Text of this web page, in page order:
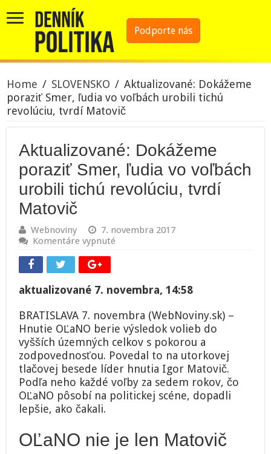
Podporte nás
Home / SLOVENSKO / Aktualizované: Dokážeme
poraziť Smer, ľudia vo voľbách urobili tichú
revolúciu, tvrdí Matovič
Aktualizované: Dokážeme
poraziť Smer, ľudia vo voľbách
urobili tichú revolúciu, tvrdí
Matovič
Webnoviny
7. novembra 2017
Komentáre vypnuté
ľudia
voľbách
urobili
tichú
revolúciu,
tvrdí
Matovič
aktualizované 7. novembra, 14:58
BRATISLAVA 7. novembra (WebNoviny.sk) –
Hnutie OĽaNO berie výsledok volieb do
vyšších územných celkov s pokorou a
zodpovednosťou. Povedal to na utorkovej
tlačovej besede líder hnutia Igor Matovič.
Podľa neho každé voľby za sedem rokov, čo
OĽaNO pôsobí na politickej scéne, dopadli
lepšie, ako čakali.
OĽaNO nie je len Matovič